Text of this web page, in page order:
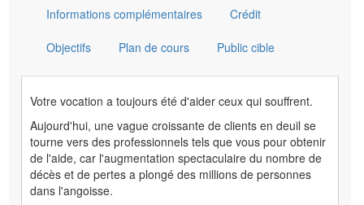
Informations complémentaires Crédit
Objectifs Plan de cours Public cible
Votre vocation a toujours été d'aider ceux qui souffrent.
Aujourd'hui, une vague croissante de clients en deuil se
tourne vers des professionnels tels que vous pour obtenir
de l'aide, car l'augmentation spectaculaire du nombre de
décès et de pertes a plongé des millions de personnes
dans l'angoisse.